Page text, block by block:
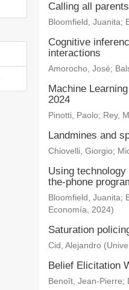
Calling all
Bloomfield, Juanita;
Cognitive
interactions
Amorocho, José;
Machine
2024
Pinotti, Paolo; Rey,
Landmines and
Chiovelli, Giorgio;
Using
the-phone
Bloomfield, Juanita;
Economía, 2024)
Saturation
Cid, Alejandro (
Belief Elicitation
Benoît, Jean-Pierre;